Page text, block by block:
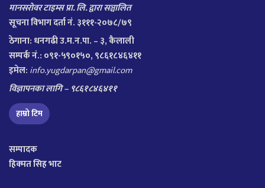
मानसरोवर टाइम्स प्रा. लि. द्वारा सञ्चालित
सूचना विभाग दर्ता नं. ३१११-२०७८/७९
ठेगाना: धनगढी उ.म.न.पा. – ३, कैलाली
सम्पर्क नं.: ०९१-५९०१५०, ९८६१८४६४११
इमेल: info.yugdarpan@gmail.com
विज्ञापनका लागि – ९८६१८४६४११
हाम्रो टिम
सम्पादक
हिक्मत सिह भाट